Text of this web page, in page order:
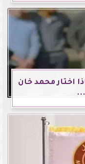
عامًا.. لماذا اختار محمد خان